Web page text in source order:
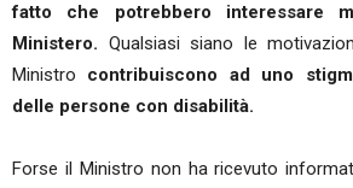
fatto che potrebbero interessare
Ministero. Qualsiasi siano le
Ministro contribuiscono ad uno
delle persone con disabilità.
Forse il Ministro non ha ricevuto